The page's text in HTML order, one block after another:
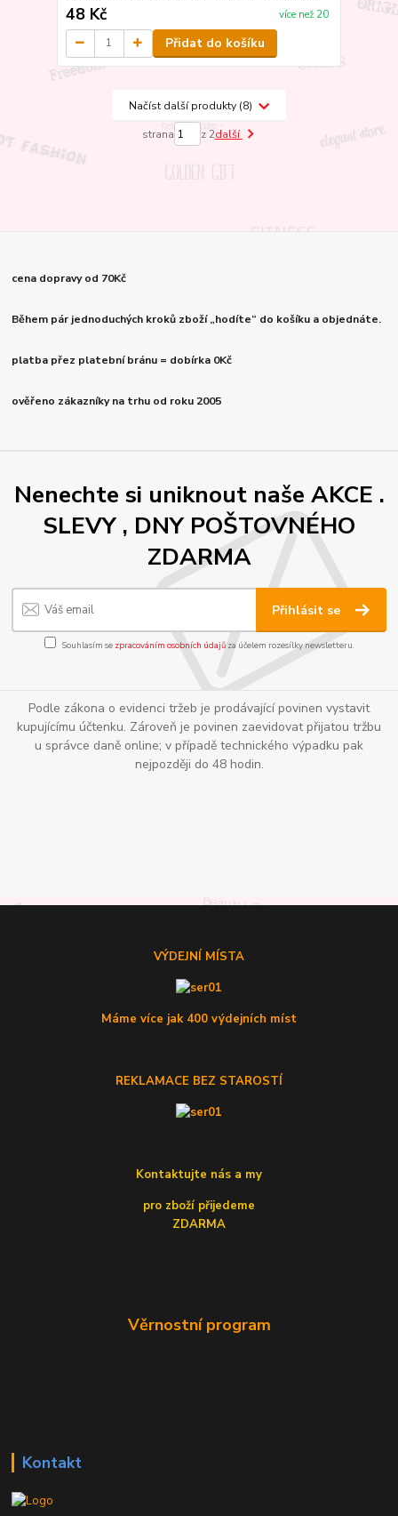
48 Kč více než 20
Přidat do košíku
Načíst další produkty (8)
strana z 2další
cena dopravy od 70Kč
Během pár jednoduchých kroků zboží „hodíte“ do košíku a objednáte.
platba přez platební bránu = dobírka 0Kč
ověřeno zákazníky na trhu od roku 2005
Nenechte si uniknout naše AKCE .
SLEVY , DNY POŠTOVNÉHO
ZDARMA
Přihlásit se
Souhlasím se zpracováním osobních údajůza účelem rozesílky newsletteru.
Podle zákona o evidenci tržeb je prodávající povinen vystavit
kupujícímu účtenku. Zároveň je povinen zaevidovat přijatou tržbu
u správce daně online; v případě technického výpadku pak
nejpozději do 48 hodin.
VÝDEJNÍ MÍSTA
Máme více jak 400 výdejních míst
REKLAMACE BEZ STAROSTÍ
Kontaktujte nás a my
pro zboží přijedeme
ZDARMA
Věrnostní program
Kontakt